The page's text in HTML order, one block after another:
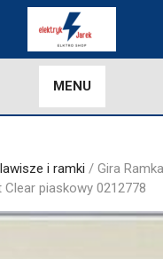
MENU
i ramki / Gira
piaskowy 0212778